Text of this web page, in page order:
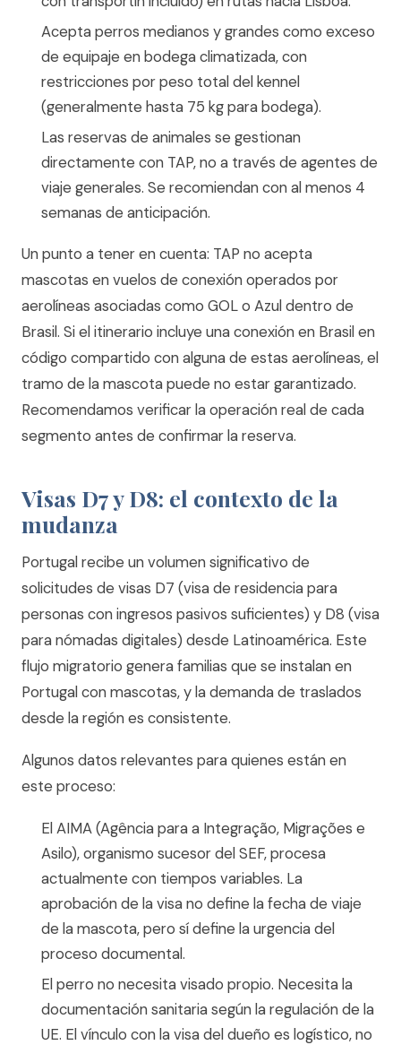
Acepta perros medianos y grandes como exceso
de equipaje en bodega climatizada, con
restricciones por peso total del kennel
(generalmente hasta 75 kg para bodega).
Las reservas de animales se gestionan
directamente con TAP, no a través de agentes de
viaje generales. Se recomiendan con al menos 4
semanas de anticipación.
Un punto a tener en cuenta: TAP no acepta
mascotas en vuelos de conexión operados por
aerolíneas asociadas como GOL o Azul dentro de
Brasil. Si el itinerario incluye una conexión en Brasil en
código compartido con alguna de estas aerolíneas, el
tramo de la mascota puede no estar garantizado.
Recomendamos verificar la operación real de cada
segmento antes de confirmar la reserva.
Visas D7 y D8: el contexto de la
mudanza
Portugal recibe un volumen significativo de
solicitudes de visas D7 (visa de residencia para
personas con ingresos pasivos suficientes) y D8 (visa
para nómadas digitales) desde Latinoamérica. Este
flujo migratorio genera familias que se instalan en
Portugal con mascotas, y la demanda de traslados
desde la región es consistente.
Algunos datos relevantes para quienes están en
este proceso:
El AIMA (Agência para a Integração, Migrações e
Asilo), organismo sucesor del SEF, procesa
actualmente con tiempos variables. La
aprobación de la visa no define la fecha de viaje
de la mascota, pero sí define la urgencia del
proceso documental.
El perro no necesita visado propio. Necesita la
documentación sanitaria según la regulación de la
UE. El vínculo con la visa del dueño es logístico, no